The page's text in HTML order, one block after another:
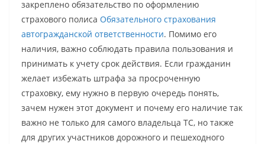
закреплено обязательство по оформлению
страхового полиса Обязательного страхования
автогражданской ответственности. Помимо его
наличия, важно соблюдать правила пользования и
принимать к учету срок действия. Если гражданин
желает избежать штрафа за просроченную
страховку, ему нужно в первую очередь понять,
зачем нужен этот документ и почему его наличие так
важно не только для самого владельца ТС, но также
для других участников дорожного и пешеходного